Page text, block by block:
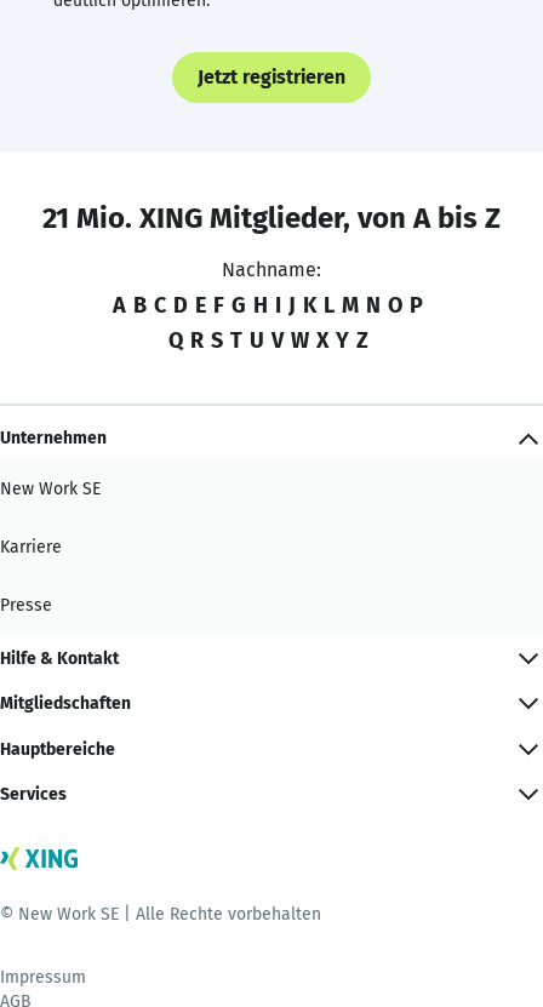
Jetzt registrieren
21 Mio. XING Mitglieder, von A bis Z
Nachname:
A B C D E F G H I J K L M N O P
Q R S T U V W X Y Z
Unternehmen
New Work SE
Karriere
Presse
Hilfe & Kontakt
Mitgliedschaften
Hauptbereiche
Services
© New Work SE | Alle Rechte vorbehalten
Impressum
AGB